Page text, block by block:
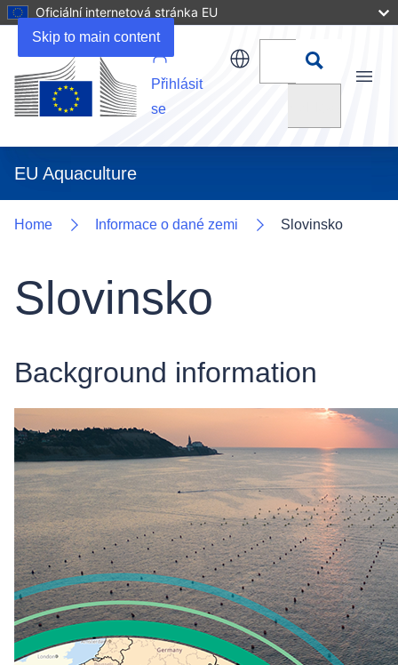
Skip to main content
Oficiální internetová stránka EU
Přihlásit
se
EU Aquaculture
Menu
Home Informace o dané zemi Slovinsko
Slovinsko
Uploads
Background information